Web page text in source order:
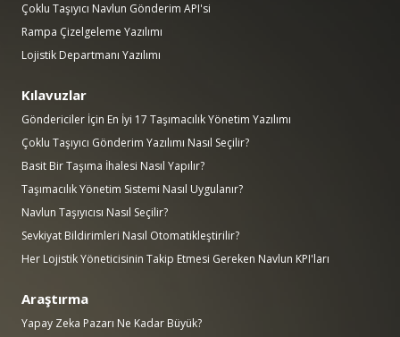
Çoklu Taşıyıcı Navlun Gönderim API'si
Rampa Çizelgeleme Yazılımı
Lojistik Departmanı Yazılımı
Kılavuzlar
Göndericiler İçin En İyi 17 Taşımacılık Yönetim Yazılımı
Çoklu Taşıyıcı Gönderim Yazılımı Nasıl Seçilir?
Basit Bir Taşıma İhalesi Nasıl Yapılır?
Taşımacılık Yönetim Sistemi Nasıl Uygulanır?
Navlun Taşıyıcısı Nasıl Seçilir?
Sevkiyat Bildirimleri Nasıl Otomatikleştirilir?
Her Lojistik Yöneticisinin Takip Etmesi Gereken Navlun KPI'ları
Araştırma
Yapay Zeka Pazarı Ne Kadar Büyük?